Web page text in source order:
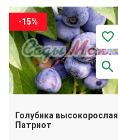
-15%
Голубика высокорослая
Патриот